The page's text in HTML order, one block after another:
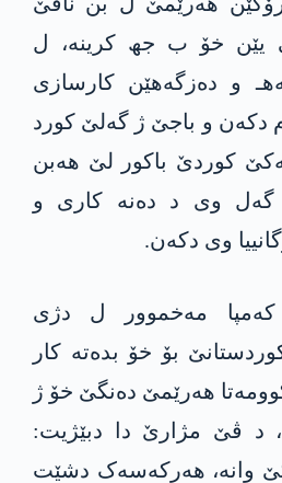
یێن خۆ ب جھ کرینە، ل
و دەزگەھێن کارسازی
دکەن و باجێ ژ گەلێ کورد
کوردێ باکور لێ ھەبن
وی د ده‌نه‌ كاری و
وی دکەن.
کەمپا مه‌خموور ل دژی
بۆ خۆ بدەتە کار
ھەرێمێ دەنگێ خۆ ژ
د ڤێ مژارێ دا دبێژیت:
وانە، ھەرکەسەک دشێت